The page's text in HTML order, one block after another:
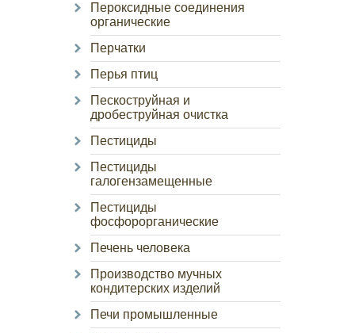
Пероксидные соединения
органические
Перчатки
Перья птиц
Пескоструйная и
дробеструйная очистка
Пестициды
Пестициды
галогензамещенные
Пестициды
фосфорорганические
Печень человека
Производство мучных
кондитерских изделий
Печи промышленные